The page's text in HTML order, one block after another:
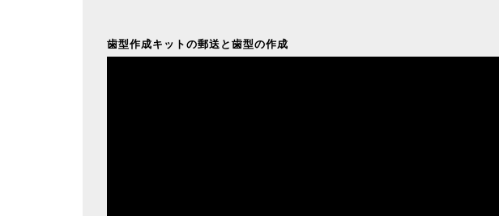
歯型作成キットの郵送と歯型の作成